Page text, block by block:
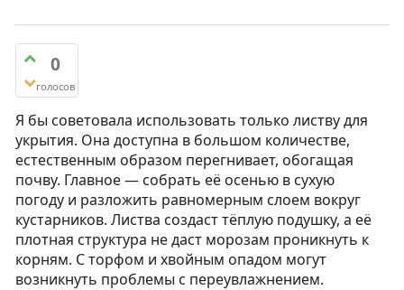
0
голосов
Я бы советовала использовать только листву для
укрытия. Она доступна в большом количестве,
естественным образом перегнивает, обогащая
почву. Главное — собрать её осенью в сухую
погоду и разложить равномерным слоем вокруг
кустарников. Листва создаст тёплую подушку, а её
плотная структура не даст морозам проникнуть к
корням. С торфом и хвойным опадом могут
возникнуть проблемы с переувлажнением.